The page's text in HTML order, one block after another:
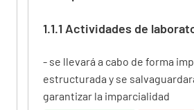
1.1.1 Actividades de
- se llevará a cabo de forma
estructurada y se
garantizar la imparcialidad